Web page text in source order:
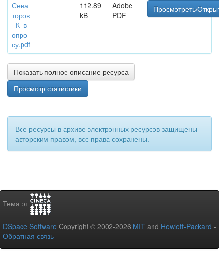
Сена
торов
_К_в
опро
су.pdf
112.89
kB
Adobe
PDF
Просмотреть/
Показать полное описание ресурса
Просмотр статистики
Все ресурсы в архиве электронных ресурсов защищены
авторским правом, все права сохранены.
Тема от
DSpace Software Copyright © 2002-2026 MIT and Hewlett-Packard -
Обратная связь